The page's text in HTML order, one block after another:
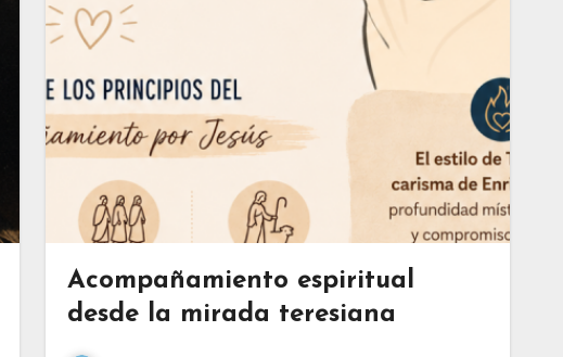
Acompañamiento espiritual
desde la mirada teresiana